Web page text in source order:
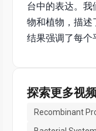
台中的表达。
物和植物，描述
结果强调了每个
探索更多视
Recombinant